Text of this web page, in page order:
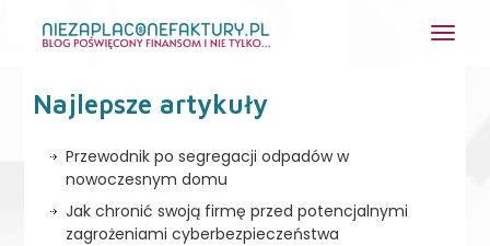
Najlepsze artykuły
Przewodnik po segregacji odpadów w
nowoczesnym domu
Jak chronić swoją firmę przed potencjalnymi
zagrożeniami cyberbezpieczeństwa